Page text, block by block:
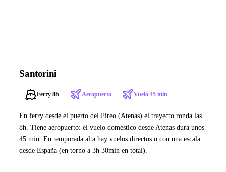
Santorini
Ferry 8h Aeropuerto Vuelo 45 min
En ferry desde el puerto del Pireo (Atenas) el trayecto ronda las
8h. Tiene aeropuerto: el vuelo doméstico desde Atenas dura unos
45 min. En temporada alta hay vuelos directos o con una escala
desde España (en torno a 3h 30min en total).